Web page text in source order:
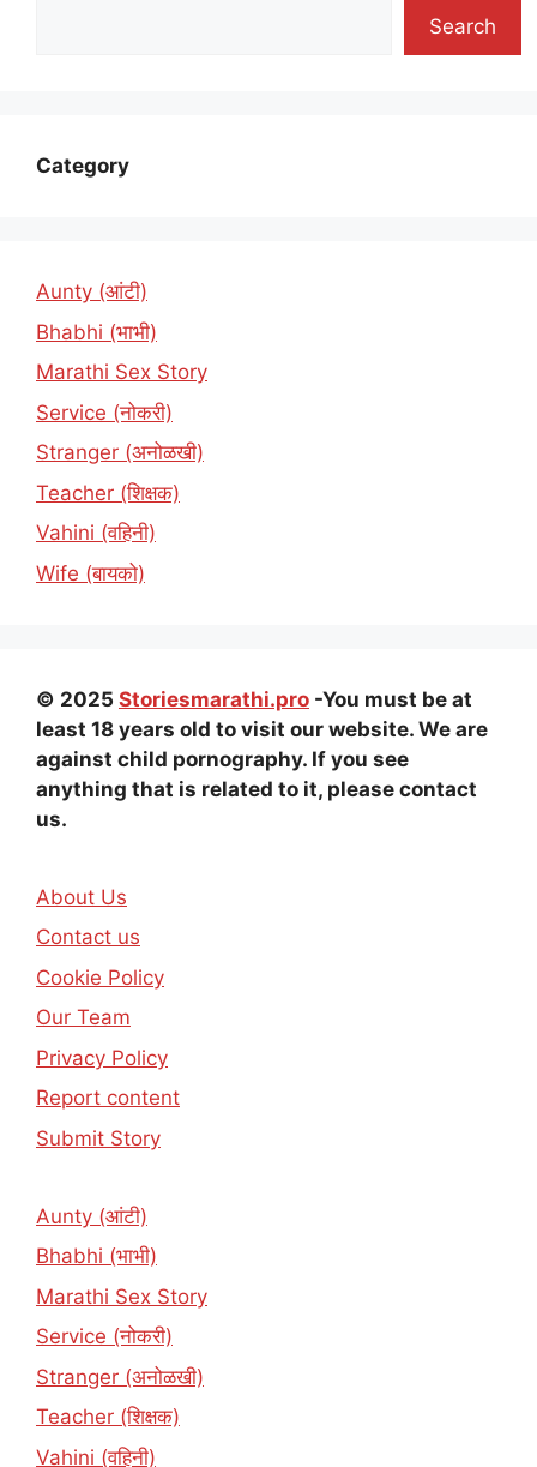
Search
Category
Aunty (आंटी)
Bhabhi (भाभी)
Marathi Sex Story
Service (नोकरी)
Stranger (अनोळखी)
Teacher (शिक्षक)
Vahini (वहिनी)
Wife (बायको)
© 2025 Storiesmarathi.pro -You must be at
least 18 years old to visit our website. We are
against child pornography. If you see
anything that is related to it, please contact
us.
About Us
Contact us
Cookie Policy
Our Team
Privacy Policy
Report content
Submit Story
Aunty (आंटी)
Bhabhi (भाभी)
Marathi Sex Story
Service (नोकरी)
Stranger (अनोळखी)
Teacher (शिक्षक)
Vahini (वहिनी)